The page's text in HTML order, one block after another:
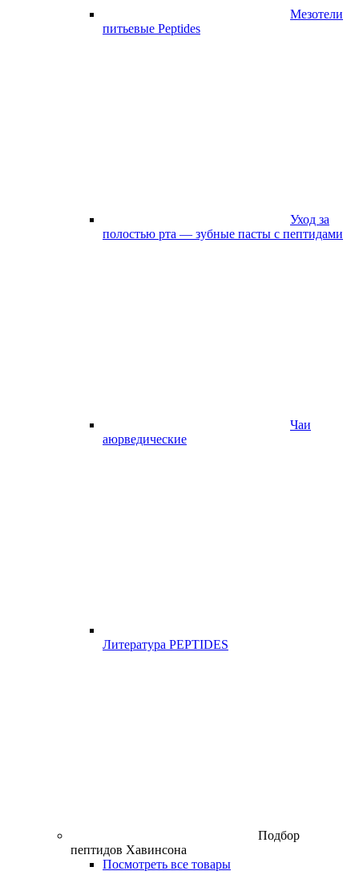
Мезотели
питьевые Peptides
Уход за
полостью рта — зубные пасты с пептидами
Чаи
аюрведические
Литература PEPTIDES
Подбор
пептидов Хавинсона
Посмотреть все товары